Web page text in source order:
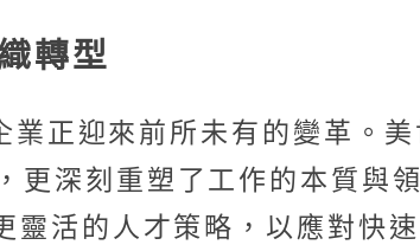
轉型
正迎來前所未有的變革。
深刻重塑了工作的本質與
活的人才策略，以應對快